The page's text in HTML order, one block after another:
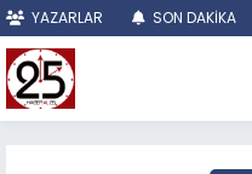
YAZARLAR SON DAKİKA